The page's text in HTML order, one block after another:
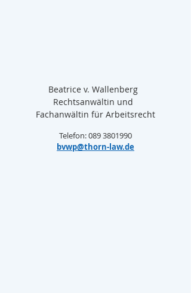
Beatrice v. Wallenberg
Rechtsanwältin und
Fachanwältin für Arbeitsrecht
Telefon: 089 3801990
bvwp@thorn-law.de